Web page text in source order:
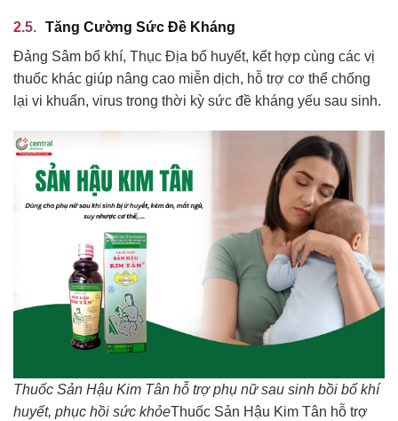
Tăng Cường Sức Đề Kháng
Đảng Sâm bổ khí, Thục Địa bổ huyết, kết hợp cùng các vị
thuốc khác giúp nâng cao miễn dịch, hỗ trợ cơ thể chống
lại vi khuẩn, virus trong thời kỳ sức đề kháng yếu sau sinh.
Thuốc Sản Hậu Kim Tân hỗ trợ phụ nữ sau sinh bồi bổ khí
huyết, phục hồi sức khỏeThuốc Sản Hậu Kim Tân hỗ trợ